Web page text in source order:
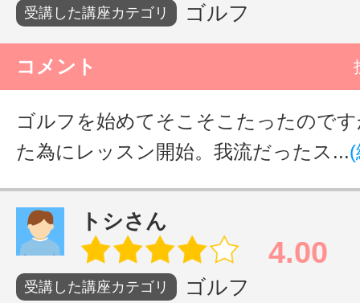
サイトマッ
受講した講座カテゴリ ゴルフ
コメント
ゴルフを始めてそこそこたったので
た為にレッスン開始。我流だったス...
トシさん
4.00
受講した講座カテゴリ ゴルフ